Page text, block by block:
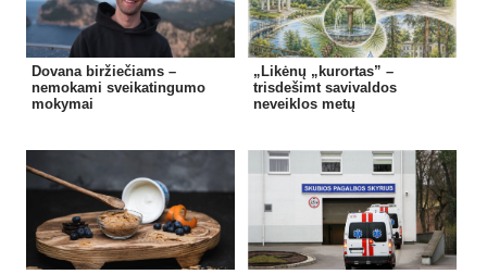
Dovana biržiečiams –
nemokami sveikatingumo
mokymai
„Likėnų „kurortas” –
trisdešimt savivaldos
neveiklos metų